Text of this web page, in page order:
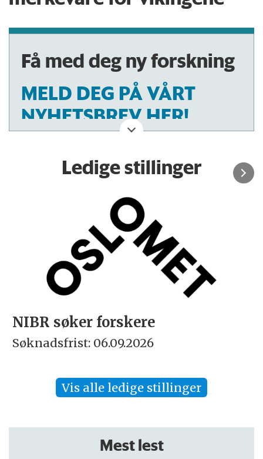
Få med deg ny forskning
MELD DEG PÅ VÅRT
NYHETSBREV HER!
Ledige stillinger
NIBR søker forskere
Søknadsfrist: 06.09.2026
Vis alle ledige stillinger
Mest lest